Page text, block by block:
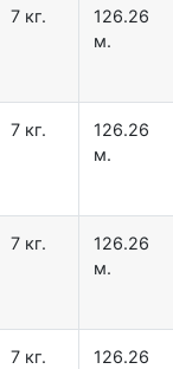
7 кг.
126.26
м.
7 кг.
126.26
м.
7 кг.
126.26
м.
7 кг.
126.26